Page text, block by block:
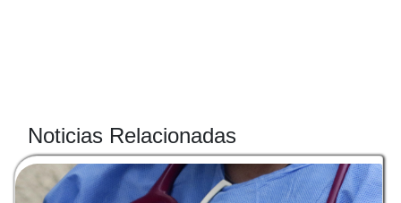
Noticias Relacionadas